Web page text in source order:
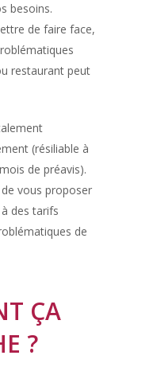
besoins.
de faire face,
restaurant peut
(résiliable à
de préavis).
vous proposer
des tarifs
de
ÇA
?